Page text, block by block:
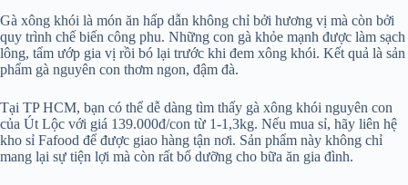
Gà xông khói là món ăn hấp dẫn không chỉ bởi hương vị mà còn bởi
quy trình chế biến công phu. Những con gà khỏe mạnh được làm sạch
lông, tẩm ướp gia vị rồi bó lại trước khi đem xông khói. Kết quả là sản
phẩm gà nguyên con thơm ngon, đậm đà.
Tại TP HCM, bạn có thể dễ dàng tìm thấy gà xông khói nguyên con
của Út Lộc với giá 139.000đ/con từ 1-1,3kg. Nếu mua sỉ, hãy liên hệ
kho sỉ Fafood để được giao hàng tận nơi. Sản phẩm này không chỉ
mang lại sự tiện lợi mà còn rất bổ dưỡng cho bữa ăn gia đình.